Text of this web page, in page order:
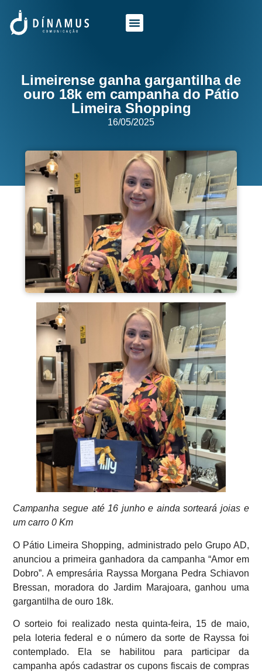
Limeirense ganha gargantilha de
ouro 18k em campanha do Pátio
Limeira Shopping
16/05/2025
Campanha segue até 16 junho e ainda sorteará joias e
um carro 0 Km
O Pátio Limeira Shopping, administrado pelo Grupo AD,
anunciou a primeira ganhadora da campanha “Amor em
Dobro”. A empresária Rayssa Morgana Pedra Schiavon
Bressan, moradora do Jardim Marajoara, ganhou uma
gargantilha de ouro 18k.
O sorteio foi realizado nesta quinta-feira, 15 de maio,
pela loteria federal e o número da sorte de Rayssa foi
contemplado. Ela se habilitou para participar da
campanha após cadastrar os cupons fiscais de compras